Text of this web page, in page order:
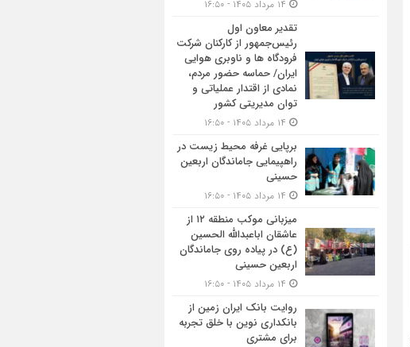
تقدیر معاون اول
رئیس‌جمهور از کارکنان شرکت
فرودگاه ها و ناوبری هوایی
ایران/ حماسه حضور مردم،
نمادی از اقتدار عملیاتی و
توان مدیریتی کشور
برپایی غرفه محیط زیست در
راهپیمایی جاماندگان اربعین
حسینی
میزبانی موکب منطقه ۱۲ از
عاشقان اباعبدالله الحسین
(ع) در پیاده روی جاماندگان
اربعین حسینی
روایت بانک ایران زمین از
بانکداری نوین با خلق تجربه
برای مشتری